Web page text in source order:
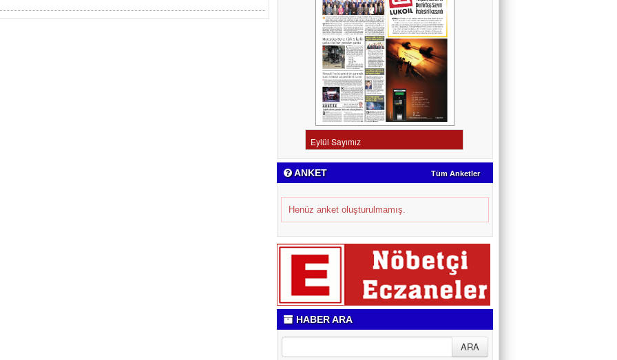
ANKET Tüm Anketler
Henüz anket oluşturulmamış.
HABER ARA